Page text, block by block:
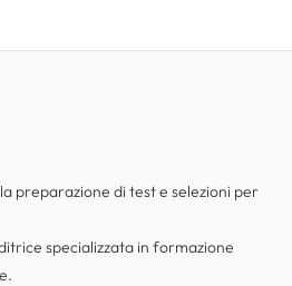
preparazione di test e selezioni per
specializzata in formazione